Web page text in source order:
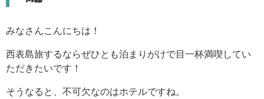
みなさんこんにちは！
西表島旅するならぜひとも泊まりがけで目一杯満喫してい
ただきたいです！
そうなると、不可欠なのはホテルですね。